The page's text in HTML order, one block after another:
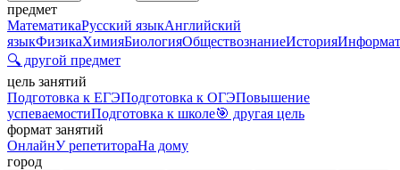
предмет
МатематикаРусский языкАнглийский
языкФизикаХимияБиологияОбществознаниеИстория
🔍 другой предмет
цель занятий
Подготовка к ЕГЭПодготовка к ОГЭПовышение
успеваемостиПодготовка к школе🎯 другая цель
формат занятий
ОнлайнУ репетитораНа дому
город